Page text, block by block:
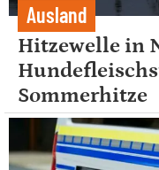
Ausland
Hitzewelle in
Sommerhitze